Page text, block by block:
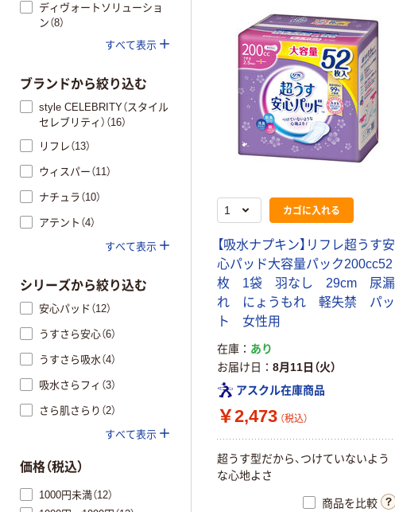
カゴに入れる
【吸水ナプキン】リフレ超うす安
心パッド大容量パック200cc52
枚 1袋 羽なし 29cm 尿漏
れ にょうもれ 軽失禁 パッ
ト 女性用
在庫
あり
お届け日
8月11日（火）
アスクル在庫商品
￥2,473 （税込）
超うす型だから、つけていないよう
な心地よさ
商品を比較
ディヴォートソリューショ
ン（8）
すべて表示
ブランドから絞り込む
style CELEBRITY（スタイル
セレブリティ）（16）
リフレ（13）
ウィスパー（11）
ナチュラ（10）
アテント（4）
すべて表示
シリーズから絞り込む
安心パッド（12）
うすさら安心（6）
うすさら吸水（4）
吸水さらフィ（3）
さら肌さらり（2）
すべて表示
価格（税込）
1000円未満（12）